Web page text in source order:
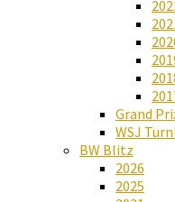
Grand
WSJ
BW Blitz
2026
2025